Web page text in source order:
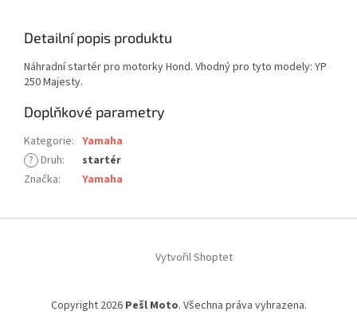
Detailní popis produktu
Náhradní startér pro motorky Hond. Vhodný pro tyto modely: YP
250 Majesty.
Doplňkové parametry
Kategorie: Yamaha
? Druh:
startér
Značka: Yamaha
Vytvořil Shoptet
Copyright 2026 Pešl Moto. Všechna práva vyhrazena.